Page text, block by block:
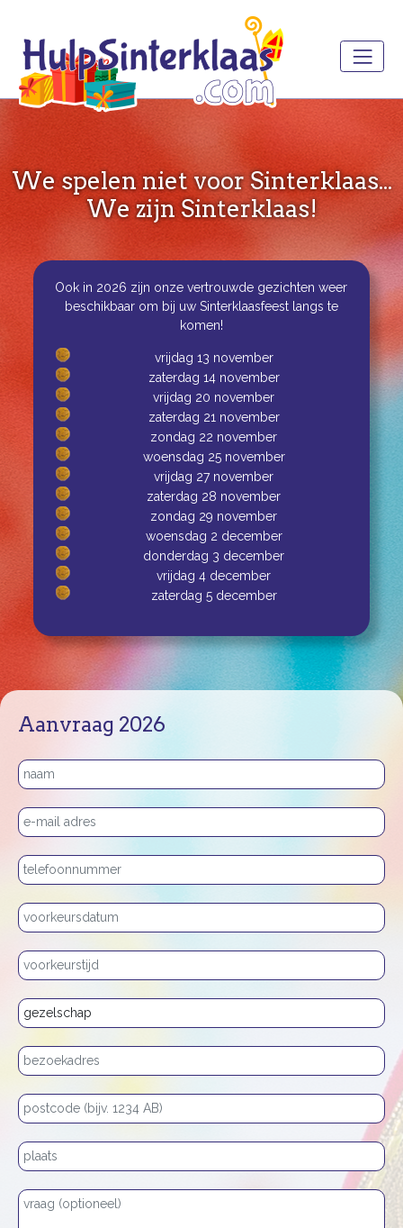
We spelen niet voor Sinterklaas...
We zijn Sinterklaas!
Ook in 2026 zijn onze vertrouwde gezichten weer
beschikbaar om bij uw Sinterklaasfeest langs te
komen!
vrijdag 13 november
zaterdag 14 november
vrijdag 20 november
zaterdag 21 november
zondag 22 november
woensdag 25 november
vrijdag 27 november
zaterdag 28 november
zondag 29 november
woensdag 2 december
donderdag 3 december
vrijdag 4 december
zaterdag 5 december
Aanvraag 2026
Naam
E-mailadres
Telefoonnummer
Voorkeursdatum
Voorkeurstijd
Type gezelschap
Bezoekadres
Postcode
Plaats
Vraag of opmerking